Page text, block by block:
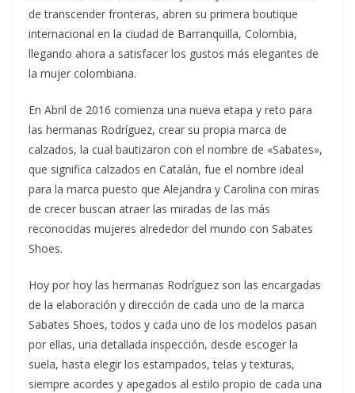
de transcender fronteras, abren su primera boutique
internacional en la ciudad de Barranquilla, Colombia,
llegando ahora a satisfacer los gustos más elegantes de
la mujer colombiana.
En Abril de 2016 comienza una nueva etapa y reto para
las hermanas Rodríguez, crear su propia marca de
calzados, la cual bautizaron con el nombre de «Sabates»,
que significa calzados en Catalán, fue el nombre ideal
para la marca puesto que Alejandra y Carolina con miras
de crecer buscan atraer las miradas de las más
reconocidas mujeres alrededor del mundo con Sabates
Shoes.
Hoy por hoy las hermanas Rodríguez son las encargadas
de la elaboración y dirección de cada uno de la marca
Sabates Shoes, todos y cada uno de los modelos pasan
por ellas, una detallada inspección, desde escoger la
suela, hasta elegir los estampados, telas y texturas,
siempre acordes y apegados al estilo propio de cada una